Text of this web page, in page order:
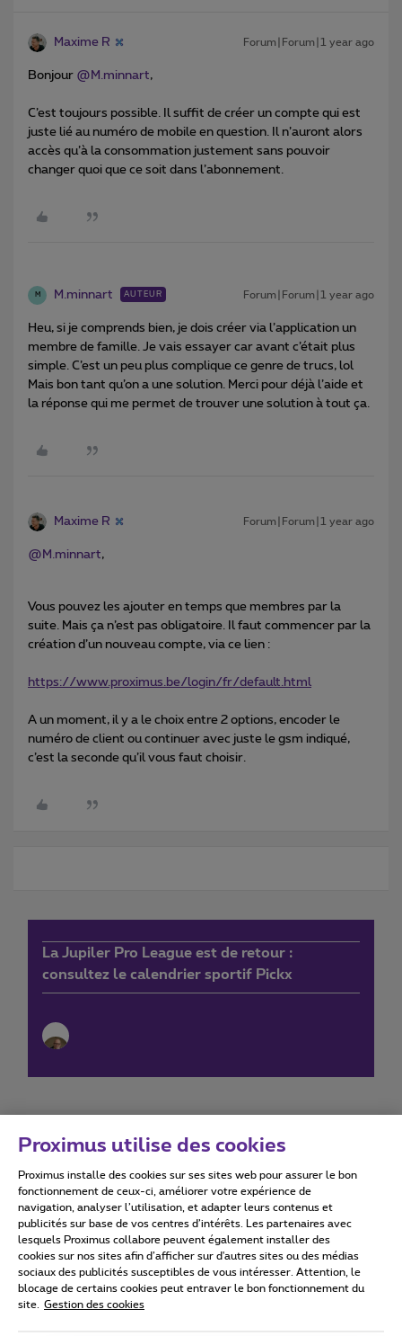
Maxime R Forum|Forum|1 year ago
Bonjour ​ @M.minnart,
C’est toujours possible. Il suffit de créer un compte qui est
juste lié au numéro de mobile en question. Il n’auront alors
accès qu’à la consommation justement sans pouvoir
changer quoi que ce soit dans l’abonnement.
M M.minnart AUTEUR Forum|Forum|1 year ago
Heu, si je comprends bien, je dois créer via l’application un
membre de famille. Je vais essayer car avant c’était plus
simple. C’est un peu plus complique ce genre de trucs, lol
Mais bon tant qu’on a une solution. Merci pour déjà l’aide et
la réponse qui me permet de trouver une solution à tout ça.
Maxime R Forum|Forum|1 year ago
@M.minnart,
Vous pouvez les ajouter en temps que membres par la
suite. Mais ça n’est pas obligatoire. Il faut commencer par la
création d’un nouveau compte, via ce lien :
https://www.proximus.be/login/fr/default.html
A un moment, il y a le choix entre 2 options, encoder le
numéro de client ou continuer avec juste le gsm indiqué,
c’est la seconde qu’il vous faut choisir.
La Jupiler Pro League est de retour :
consultez le calendrier sportif Pickx
Conditions d'utilisation Accessibility statement
Tous droits réservés. © 2026
Conditions générales, info consommateur
Proximus utilise des cookies
Proximus installe des cookies sur ses sites web pour assurer le bon
fonctionnement de ceux-ci, améliorer votre expérience de
navigation, analyser l’utilisation, et adapter leurs contenus et
publicités sur base de vos centres d’intérêts. Les partenaires avec
lesquels Proximus collabore peuvent également installer des
cookies sur nos sites afin d’afficher sur d'autres sites ou des médias
sociaux des publicités susceptibles de vous intéresser. Attention, le
blocage de certains cookies peut entraver le bon fonctionnement du
site.
Gestion des cookies